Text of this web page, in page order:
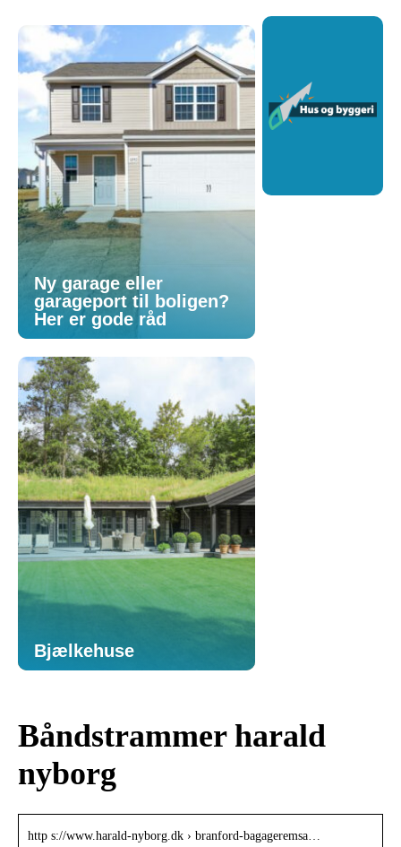
Ny garage eller
garageport til boligen?
Her er gode råd
Bjælkehuse
Båndstrammer harald
nyborg
http s://www.harald-nyborg.dk › branford-bagageremsa…